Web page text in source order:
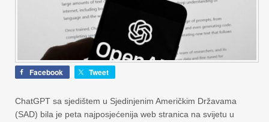
Facebook Tweet
ChatGPT sa sjedištem u Sjedinjenim Američkim Državama
(SAD) bila je peta najposjećenija web stranica na svijetu u